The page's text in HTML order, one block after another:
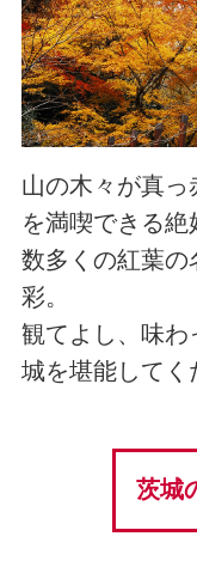
山の木々が真
を満喫できる
数多くの紅葉の
彩。
観てよし、味わ
城を堪能してく
茨城